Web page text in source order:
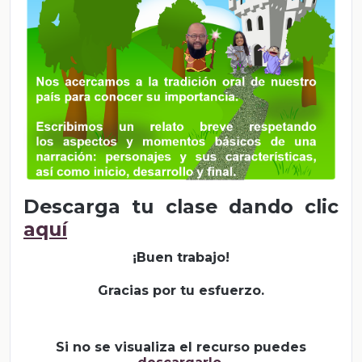
Descarga tu clase dando clic
aquí
¡Buen trabajo!
Gracias por tu esfuerzo.
Si no se visualiza el recurso puedes